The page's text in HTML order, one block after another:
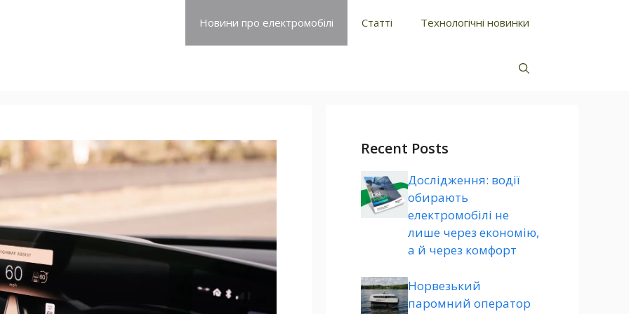
Новини про електромобілі Статті Технологічні новинки
Recent Posts
Дослідження: водії
обирають
електромобілі не
лише через економію,
а й через комфорт
Норвезький
паромний оператор